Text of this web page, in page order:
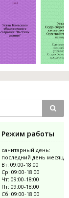
Режим работы
санитарный день:
последний день месяца;
Вт: 09:00-18:00
Ср: 09:00-18:00
Чт: 09:00-18:00
Пт: 09:00-18:00
Сб: 09:00-18:00